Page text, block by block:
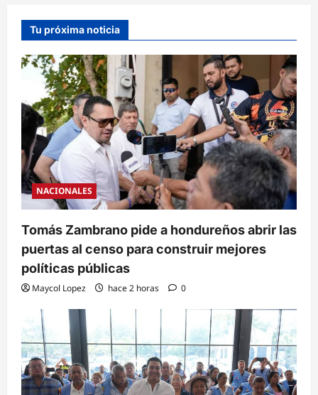
Tu próxima noticia
NACIONALES
Tomás Zambrano pide a hondureños abrir las
puertas al censo para construir mejores
políticas públicas
Maycol Lopez hace 2 horas 0